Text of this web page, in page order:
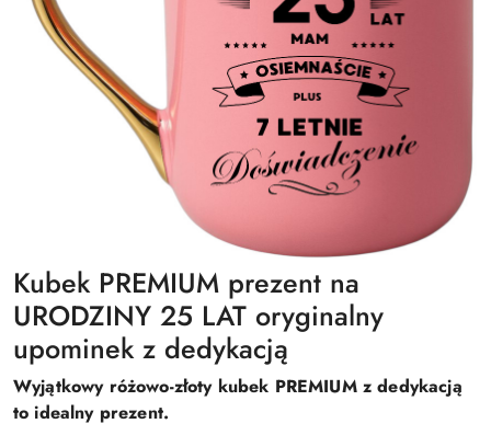
Kubek PREMIUM prezent na
URODZINY 25 LAT oryginalny
upominek z dedykacją
Wyjątkowy różowo-złoty kubek PREMIUM z dedykacją
to idealny prezent.